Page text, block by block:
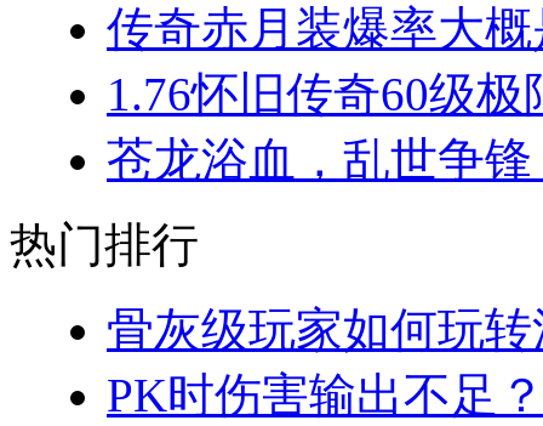
传奇赤月装爆率大
1.76怀旧传奇60级
苍龙浴血，乱世争
热门排行
骨灰级玩家如何玩
PK时伤害输出不足